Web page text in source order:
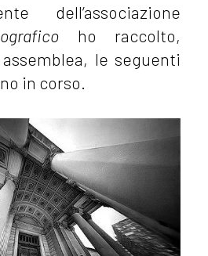
dell’associazione
ho raccolto,
le seguenti
in corso.